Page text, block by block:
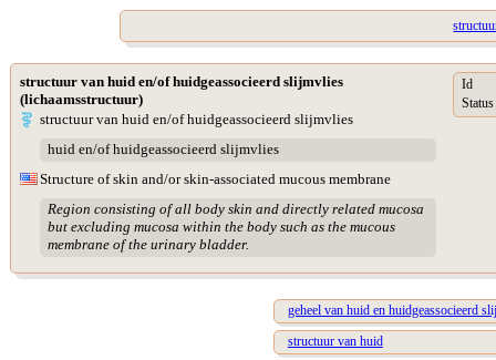
structuur van huid en/of huidgeassocieerd slijmvlies
(lichaamsstructuur)
structuur van huid en/of huidgeassocieerd slijmvlies
huid en/of huidgeassocieerd slijmvlies
Structure of skin and/or skin-associated mucous membrane
Region consisting of all body skin and directly related mucosa
but excluding mucosa within the body such as the mucous
membrane of the urinary bladder.
Id
Status
geheel van huid en huidgeassocieerd
structuur van huid